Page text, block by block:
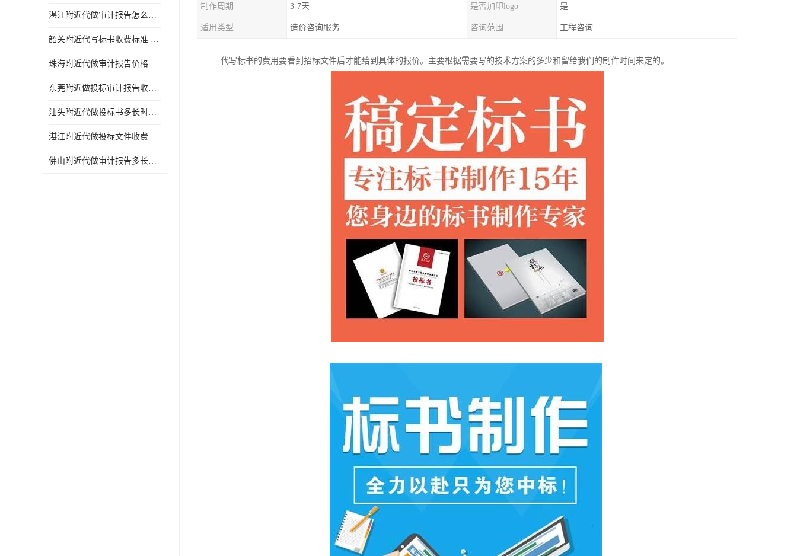
湛江附近代做审计报告怎么收费 一对一服务
韶关附近代写标书收费标准 满足客户需求
珠海附近代做审计报告价格 投标书怎么做
东莞附近做投标审计报告收费标准 标书废标注意事项
汕头附近代做投标书多长时间做好 标书废标注意事项
湛江附近代做投标文件收费标准 投标书怎么做
佛山附近代做审计报告多长时间做好 标书打印封装
制作周期 3-7天 是否加印logo 是
适用类型 造价咨询服务 咨询范围 工程咨询
代写标书的费用要看到招标文件后才能给到具体的报价。主要根据需要写的技术方案的多少和留给我们的制作时间来定的。